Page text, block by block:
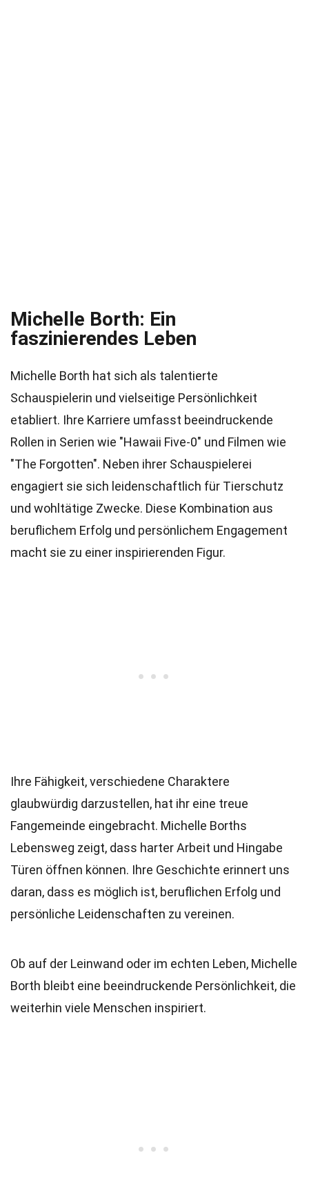
Michelle Borth: Ein
faszinierendes Leben
Michelle Borth hat sich als talentierte
Schauspielerin und vielseitige Persönlichkeit
etabliert. Ihre Karriere umfasst beeindruckende
Rollen in Serien wie "Hawaii Five-0" und Filmen wie
"The Forgotten". Neben ihrer Schauspielerei
engagiert sie sich leidenschaftlich für Tierschutz
und wohltätige Zwecke. Diese Kombination aus
beruflichem Erfolg und persönlichem Engagement
macht sie zu einer inspirierenden Figur.
Ihre Fähigkeit, verschiedene Charaktere
glaubwürdig darzustellen, hat ihr eine treue
Fangemeinde eingebracht. Michelle Borths
Lebensweg zeigt, dass harter Arbeit und Hingabe
Türen öffnen können. Ihre Geschichte erinnert uns
daran, dass es möglich ist, beruflichen Erfolg und
persönliche Leidenschaften zu vereinen.
Ob auf der Leinwand oder im echten Leben, Michelle
Borth bleibt eine beeindruckende Persönlichkeit, die
weiterhin viele Menschen inspiriert.